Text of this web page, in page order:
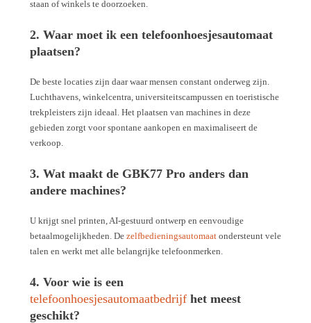
staan of winkels te doorzoeken.
2. Waar moet ik een telefoonhoesjesautomaat
plaatsen?
De beste locaties zijn daar waar mensen constant onderweg zijn.
Luchthavens, winkelcentra, universiteitscampussen en toeristische
trekpleisters zijn ideaal. Het plaatsen van machines in deze
gebieden zorgt voor spontane aankopen en maximaliseert de
verkoop.
3. Wat maakt de GBK77 Pro anders dan
andere machines?
U krijgt snel printen, AI-gestuurd ontwerp en eenvoudige
betaalmogelijkheden. De zelfbedieningsautomaat ondersteunt vele
talen en werkt met alle belangrijke telefoonmerken.
4. Voor wie is een
telefoonhoesjesautomaatbedrijf het meest
geschikt?